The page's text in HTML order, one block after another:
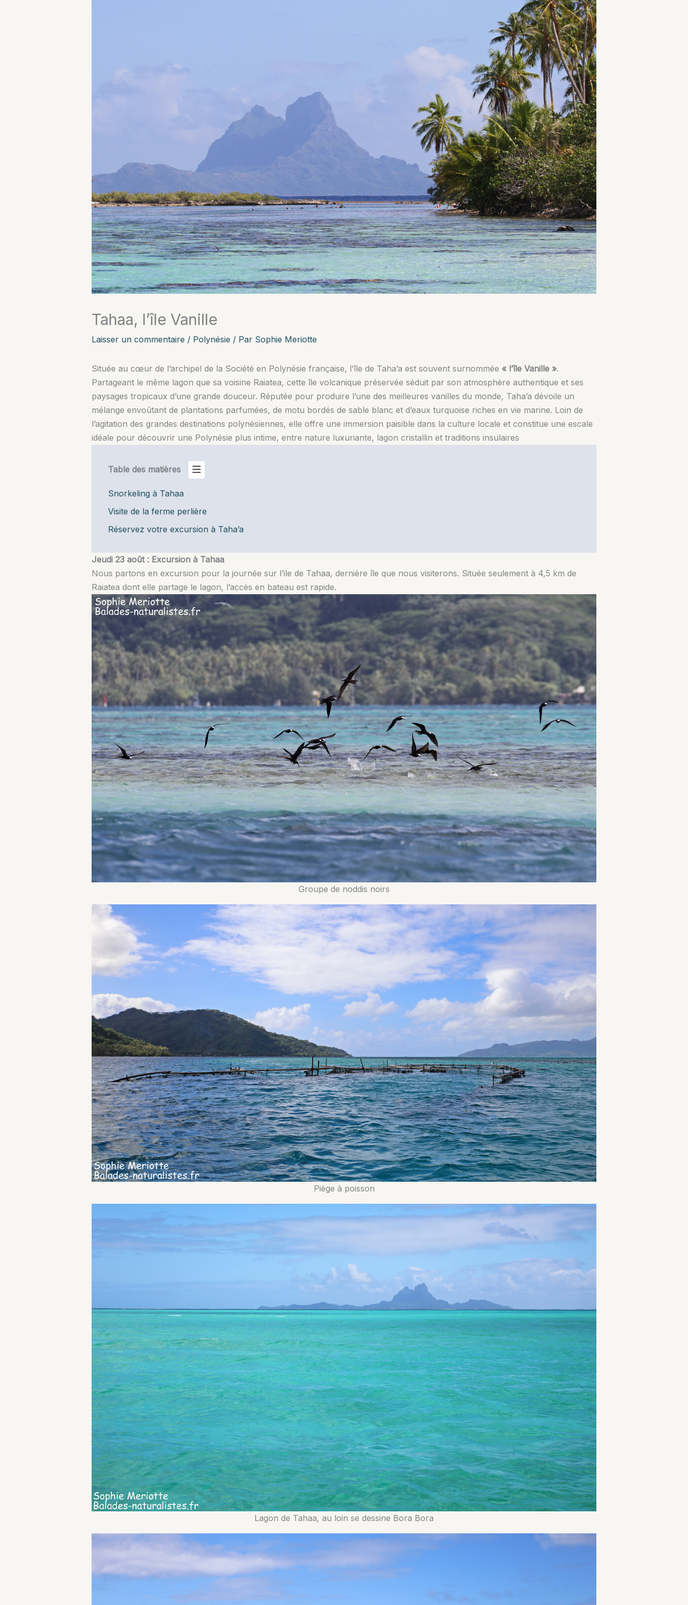
Tahaa, l’île Vanille
Laisser un commentaire / Polynésie / Par Sophie Meriotte
Située au cœur de l’archipel de la Société en Polynésie française, l’île de Taha’a est souvent surnommée « l’île Vanille ».
Partageant le même lagon que sa voisine Raiatea, cette île volcanique préservée séduit par son atmosphère authentique et ses
paysages tropicaux d’une grande douceur. Réputée pour produire l’une des meilleures vanilles du monde, Taha’a dévoile un
mélange envoûtant de plantations parfumées, de motu bordés de sable blanc et d’eaux turquoise riches en vie marine. Loin de
l’agitation des grandes destinations polynésiennes, elle offre une immersion paisible dans la culture locale et constitue une escale
idéale pour découvrir une Polynésie plus intime, entre nature luxuriante, lagon cristallin et traditions insulaires
Table des matières
Snorkeling à Tahaa
Visite de la ferme perlière
Réservez votre excursion à Taha’a
Jeudi 23 août : Excursion à Tahaa
Nous partons en excursion pour la journée sur l’ile de Tahaa, dernière île que nous visiterons. Située seulement à 4,5 km de
Raiatea dont elle partage le lagon, l’accès en bateau est rapide.
Groupe de noddis noirs
Piège à poisson
Lagon de Tahaa, au loin se dessine Bora Bora